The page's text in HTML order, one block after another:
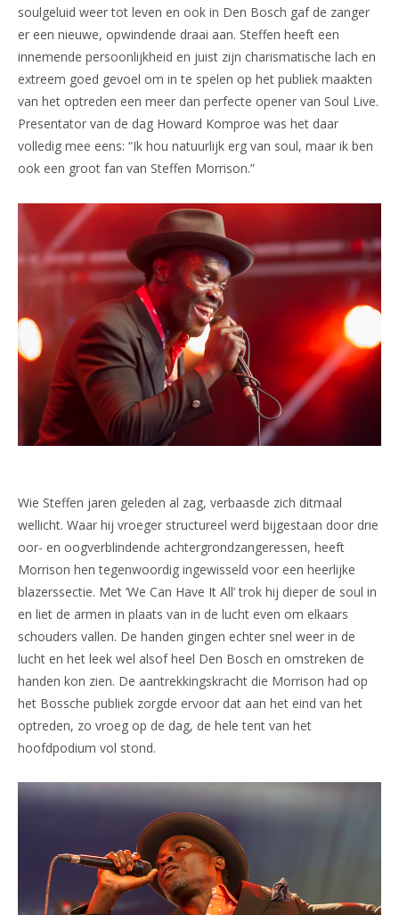
soulgeluid weer tot leven en ook in Den Bosch gaf de zanger
er een nieuwe, opwindende draai aan. Steffen heeft een
innemende persoonlijkheid en juist zijn charismatische lach en
extreem goed gevoel om in te spelen op het publiek maakten
van het optreden een meer dan perfecte opener van Soul Live.
Presentator van de dag Howard Komproe was het daar
volledig mee eens: “Ik hou natuurlijk erg van soul, maar ik ben
ook een groot fan van Steffen Morrison.”
Wie Steffen jaren geleden al zag, verbaasde zich ditmaal
wellicht. Waar hij vroeger structureel werd bijgestaan door drie
oor- en oogverblindende achtergrondzangeressen, heeft
Morrison hen tegenwoordig ingewisseld voor een heerlijke
blazerssectie. Met ‘We Can Have It All’ trok hij dieper de soul in
en liet de armen in plaats van in de lucht even om elkaars
schouders vallen. De handen gingen echter snel weer in de
lucht en het leek wel alsof heel Den Bosch en omstreken de
handen kon zien. De aantrekkingskracht die Morrison had op
het Bossche publiek zorgde ervoor dat aan het eind van het
optreden, zo vroeg op de dag, de hele tent van het
hoofdpodium vol stond.